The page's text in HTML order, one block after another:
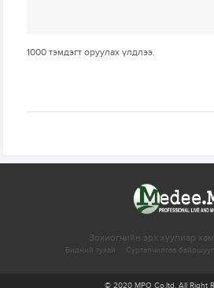
1000 тэмдэгт оруулах үлдлээ.
Зохиогчийн эрх хуулиар
Бидний тухай Сурталчилгаа
© 2020 MPO Co.ltd. All Right